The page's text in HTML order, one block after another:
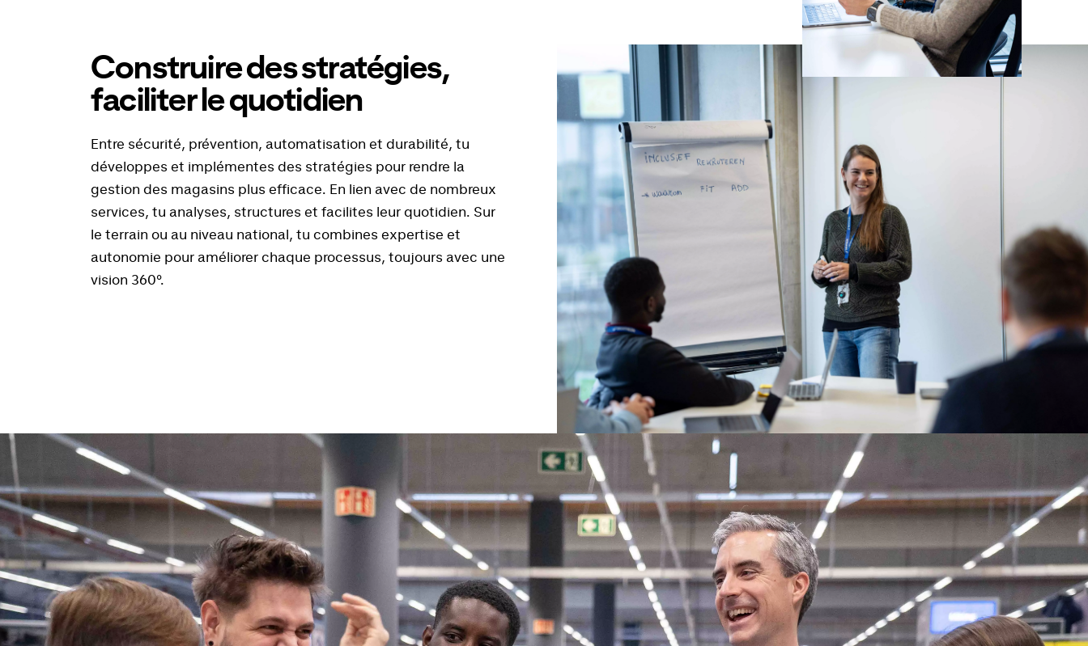
Construire des stratégies,
faciliter le quotidien
Entre sécurité, prévention, automatisation et durabilité, tu
développes et implémentes des stratégies pour rendre la
gestion des magasins plus efficace. En lien avec de nombreux
services, tu analyses, structures et facilites leur quotidien. Sur
le terrain ou au niveau national, tu combines expertise et
autonomie pour améliorer chaque processus, toujours avec une
vision 360°.